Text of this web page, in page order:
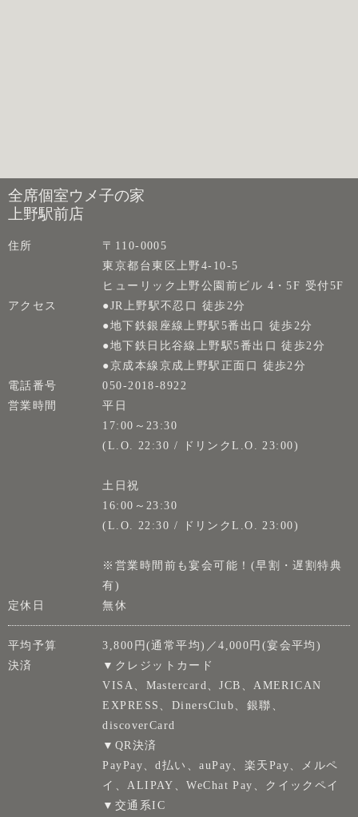
全席個室ウメ子の家
上野駅前店
住所
〒110-0005
東京都台東区上野4-10-5
ヒューリック上野公園前ビル 4・5F 受付5F
アクセス
●JR上野駅不忍口 徒歩2分
●地下鉄銀座線上野駅5番出口 徒歩2分
●地下鉄日比谷線上野駅5番出口 徒歩2分
●京成本線京成上野駅正面口 徒歩2分
電話番号
050-2018-8922
営業時間
平日
17:00～23:30
(L.O. 22:30 / ドリンクL.O. 23:00)
土日祝
16:00～23:30
(L.O. 22:30 / ドリンクL.O. 23:00)
※営業時間前も宴会可能！(早割・遅割特典
有)
定休日
無休
平均予算
3,800円(通常平均)／4,000円(宴会平均)
決済
▼クレジットカード
VISA、Mastercard、JCB、AMERICAN
EXPRESS、DinersClub、銀聯、
discoverCard
▼QR決済
PayPay、d払い、auPay、楽天Pay、メルペ
イ、ALIPAY、WeChat Pay、クイックペイ
▼交通系IC